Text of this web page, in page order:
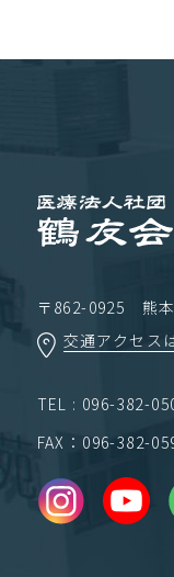
〒862-0925 熊
交通アクセス
TEL : 096-382-
FAX：096-382-